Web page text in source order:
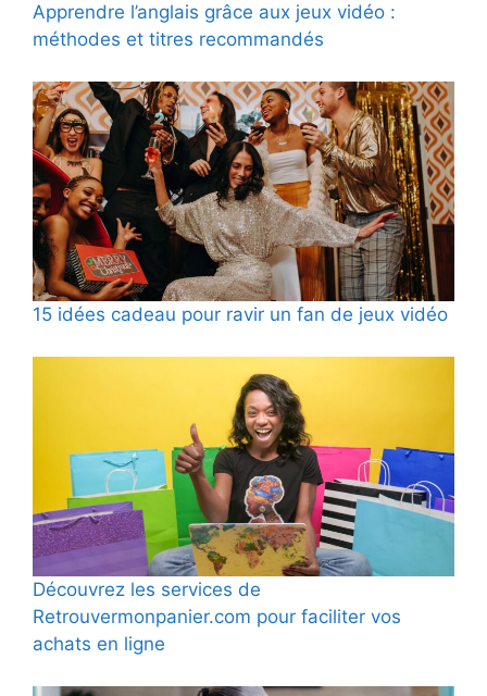
Apprendre l’anglais grâce aux jeux vidéo :
méthodes et titres recommandés
15 idées cadeau pour ravir un fan de jeux vidéo
Découvrez les services de
Retrouvermonpanier.com pour faciliter vos
achats en ligne